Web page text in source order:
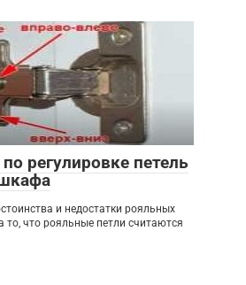
регулировке петель
и недостатки рояльных
то, что рояльные петли считаются